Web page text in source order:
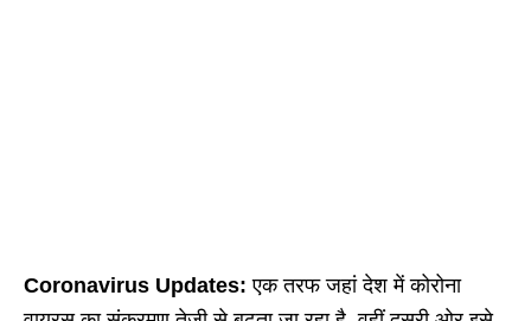
Coronavirus Updates: एक तरफ जहां देश में कोरोना